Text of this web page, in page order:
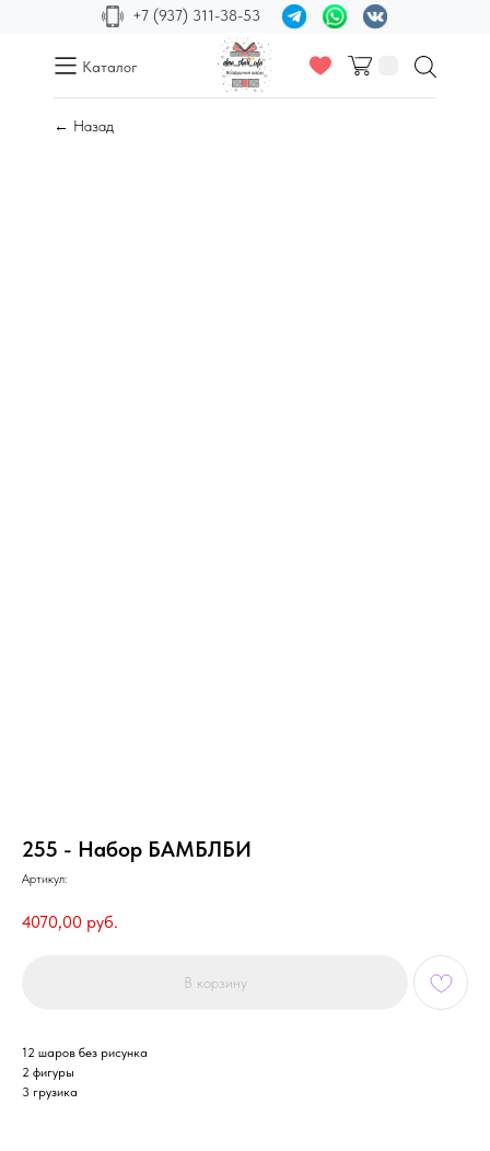
+7 (937) 311-38-53
Каталог
← Назад
255 - Набор БАМБЛБИ
Артикул:
4070,00 руб.
В корзину
12 шаров без рисунка
2 фигуры
3 грузика